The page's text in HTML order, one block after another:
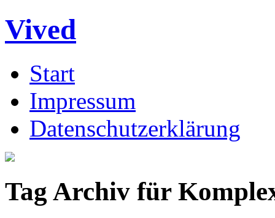
Vived
Start
Impressum
Datenschutzerklärung
Tag Archiv für